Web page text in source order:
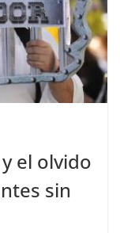
el olvido
sin